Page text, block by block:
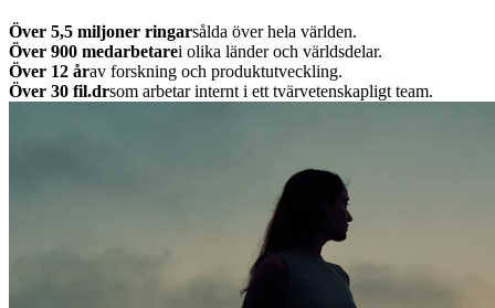
Över 5,5 miljoner ringarsålda över hela världen.
Över 900 medarbetarei olika länder och världsdelar.
Över 12 årav forskning och produktutveckling.
Över 30 fil.drsom arbetar internt i ett tvärvetenskapligt team.